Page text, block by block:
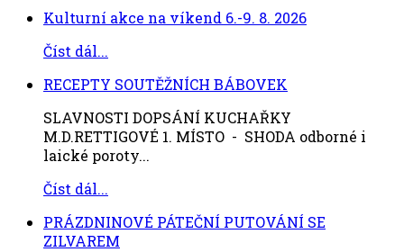
Kulturní akce na víkend 6.-9. 8. 2026
Číst dál...
RECEPTY SOUTĚŽNÍCH BÁBOVEK
SLAVNOSTI DOPSÁNÍ KUCHAŘKY
M.D.RETTIGOVÉ 1. MÍSTO - SHODA odborné i
laické poroty...
Číst dál...
PRÁZDNINOVÉ PÁTEČNÍ PUTOVÁNÍ SE
ZILVAREM